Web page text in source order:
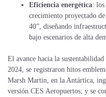
Eficiencia energética:
crecimiento proyectado
40”, diseñando
bajo escenarios de alta
El avance hacia la
2024, se registraron hitos
Marsh Martin, en la Antártica,
versión CES Aeropuertos​; y se